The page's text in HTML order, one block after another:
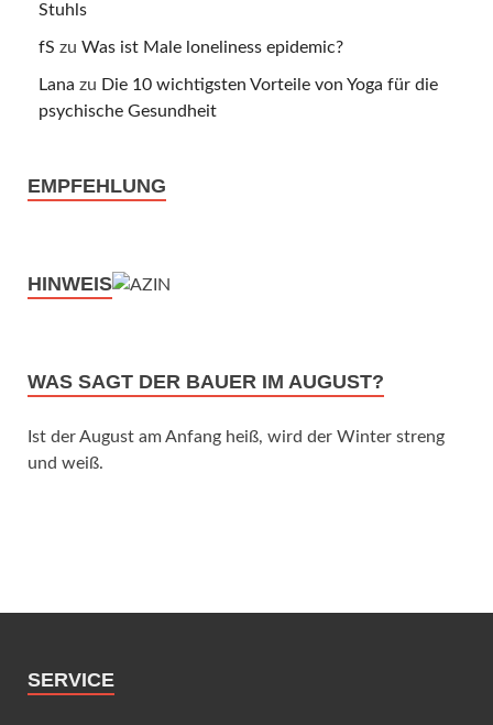
Stuhls
fS zu Was ist Male loneliness epidemic?
Lana zu Die 10 wichtigsten Vorteile von Yoga für die
psychische Gesundheit
EMPFEHLUNG
HINWEIS
WAS SAGT DER BAUER IM AUGUST?
Ist der August am Anfang heiß, wird der Winter streng
und weiß.
SERVICE